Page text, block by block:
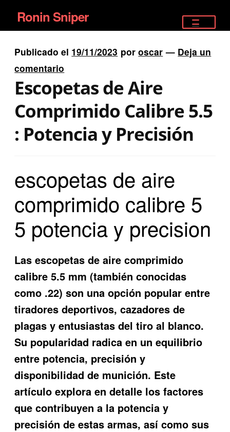
Ir
a
la
navegación
Ir
al
contenido
Ronin Sniper
PISTOLAS
RIFLES DEPORTIVOS
SATELITALES
Publicado el 19/11/2023 poroscar — Deja un
comentario
Escopetas de Aire
Comprimido Calibre 5.5
: Potencia y Precisión
escopetas de aire
comprimido calibre 5
5 potencia y precision
Las escopetas de aire comprimido
calibre 5.5 mm (también conocidas
como .22) son una opción popular entre
tiradores deportivos, cazadores de
plagas y entusiastas del tiro al blanco.
Su popularidad radica en un equilibrio
entre potencia, precisión y
disponibilidad de munición. Este
artículo explora en detalle los factores
que contribuyen a la potencia y
precisión de estas armas, así como sus